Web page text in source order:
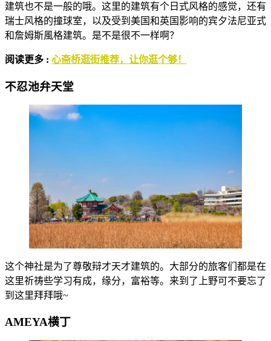
建筑也不是一般的哦。这里的建筑有个日式风格的感觉，还有
瑞士风格的撞球室，以及受到美国和英国影响的宾夕法尼亚式
和詹姆斯風格建筑。是不是很不一样啊？
阅读更多 : 心斋桥逛街推荐，让你逛个够！
不忍池弁天堂
这个神社是为了尊敬辩才天才建筑的。大部分的旅客们都是在
这里祈祷些学习有成，缘分，富裕等。来到了上野可不要忘了
到这里拜拜哦~
AMEYA横丁